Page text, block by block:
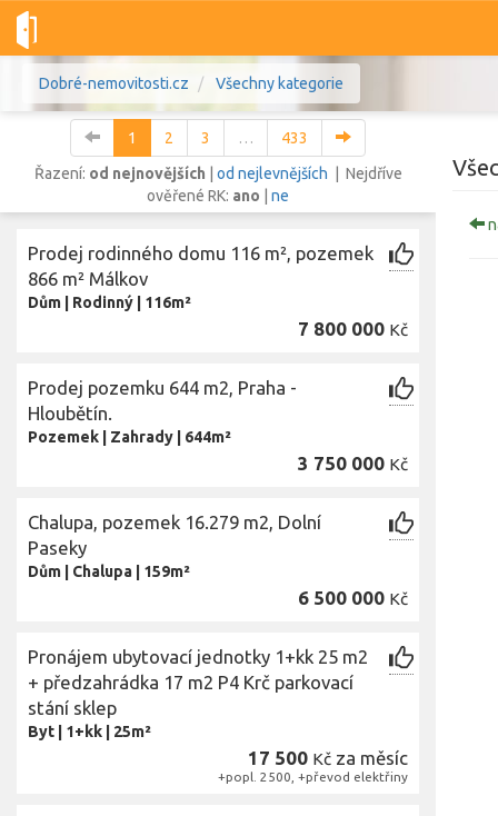
Dobré-nemovitosti.cz Všechny kategorie
1 2 3 …
433
Řazení: od nejnovějších od nejlevnějších | Nejdříve
ověřené RK: ano ne
Prodej rodinného domu 116 m², pozemek
866 m² Málkov
Dům Rodinný 116m²
7 800 000 Kč
Prodej pozemku 644 m2, Praha -
Hloubětín.
Pozemek Zahrady 644m²
3 750 000 Kč
Chalupa, pozemek 16.279 m2, Dolní
Paseky
Dům Chalupa 159m²
6 500 000 Kč
Pronájem ubytovací jednotky 1+kk 25 m2
+ předzahrádka 17 m2 P4 Krč parkovací
stání sklep
Byt 1+kk 25m²
17 500 Kč za měsíc
+popl. 2500, +převod elektřiny